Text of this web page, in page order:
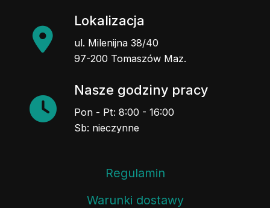
Lokalizacja
ul. Milenijna 38/40
97-200 Tomaszów Maz.
Nasze godziny pracy
Pon - Pt: 8:00 - 16:00
Sb: nieczynne
Regulamin
Warunki dostawy